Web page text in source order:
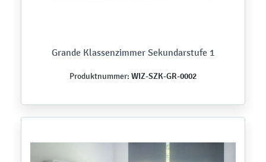
Grande Klassenzimmer Sekundarstufe 1
Produktnummer: WIZ-SZK-GR-0002